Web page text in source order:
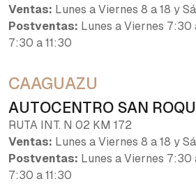
Ventas: Lunes a Viernes 8 a 18 y
Postventas: Lunes a Viernes 7:30
7:30 a 11:30
CAAGUAZU
AUTOCENTRO SAN
RUTA INT. N 02 KM 172
Ventas: Lunes a Viernes 8 a 18 y
Postventas: Lunes a Viernes 7:30
7:30 a 11:30